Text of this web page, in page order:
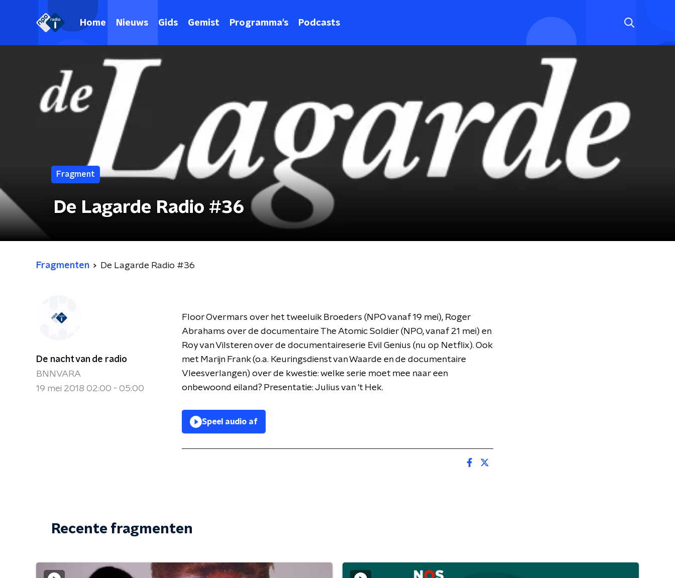
Home Nieuws Gids Gemist Programma's Podcasts
Fragment
De Lagarde Radio #36
Fragmenten De Lagarde Radio #36
De nacht van de radio
BNNVARA
19 mei 2018 02:00 - 05:00
Floor Overmars over het tweeluik Broeders (NPO vanaf 19 mei), Roger
Abrahams over de documentaire The Atomic Soldier (NPO, vanaf 21 mei) en
Roy van Vilsteren over de documentaireserie Evil Genius (nu op Netflix). Ook
met Marijn Frank (o.a. Keuringsdienst van Waarde en de documentaire
Vleesverlangen) over de kwestie: welke serie moet mee naar een
onbewoond eiland? Presentatie: Julius van ’t Hek.
Speel audio af
Recente fragmenten